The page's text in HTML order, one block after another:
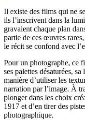
Il existe des films qui ne
ils l’inscrivent dans la
gravaient chaque plan
partie de ces œuvres
le récit se confond avec
Pour un photographe, ce
ses palettes désaturées,
manière d’utiliser les
narration par l’image. À
plonger dans les choix
1917 et d’en tirer des
photographique.